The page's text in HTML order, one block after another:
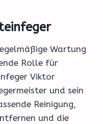
Wartung
Rolle für
Viktor
und sein
Reinigung,
und die